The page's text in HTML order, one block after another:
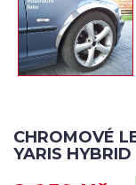
CHROMOVÉ
YARIS HYBRID